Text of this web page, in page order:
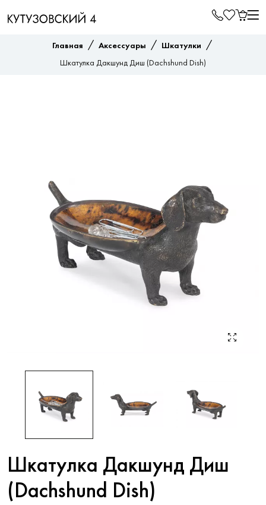
Главная / Аксессуары / Шкатулки /
Шкатулка Дакшунд Диш (Dachshund Dish)
Шкатулка Дакшунд Диш
(Dachshund Dish)